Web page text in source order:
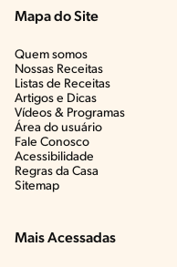
Mapa do Site
Quem somos
Nossas Receitas
Listas de Receitas​
Artigos e Dicas​
Vídeos & Programas​
Área do usuário
Fale Conosco
Acessibilidade
Regras da Casa
Sitemap
Mais Acessadas